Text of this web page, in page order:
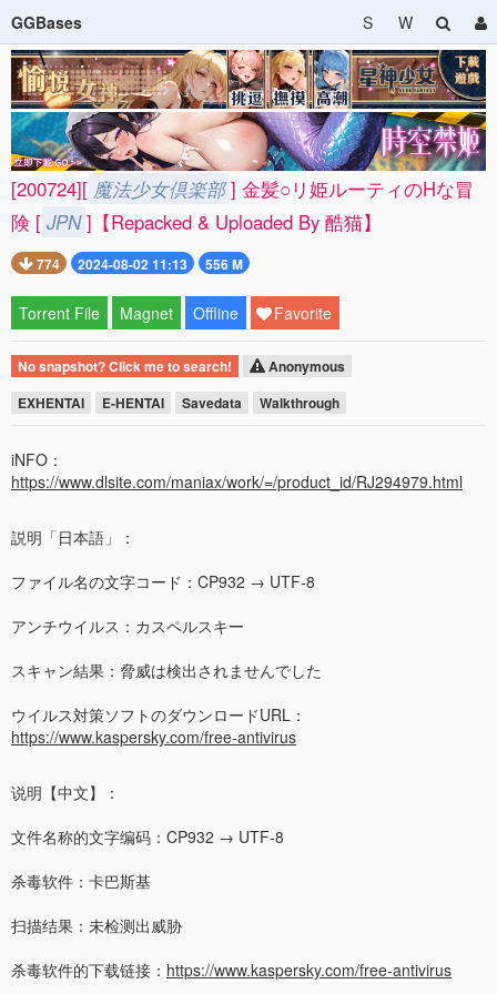
GGBases S W
[200724][ 魔法少女倶楽部 ] 金髪○リ姫ルーティのHな冒
険 [ JPN ]【Repacked & Uploaded By 酷猫】
774 2024-08-02 11:13 556 M
Torrent File Magnet Offline Favorite
No snapshot? Click me to search!
Anonymous
EXHENTAI
E-HENTAI Savedata Walkthrough
iNFO：
https://www.dlsite.com/maniax/work/=/product_id/RJ294979.html
説明「日本語」：
ファイル名の文字コード：CP932 → UTF-8
アンチウイルス：カスペルスキー
スキャン結果：脅威は検出されませんでした
ウイルス対策ソフトのダウンロードURL：
https://www.kaspersky.com/free-antivirus
说明【中文】：
文件名称的文字编码：CP932 → UTF-8
杀毒软件：卡巴斯基
扫描结果：未检测出威胁
杀毒软件的下载链接： https://www.kaspersky.com/free-antivirus